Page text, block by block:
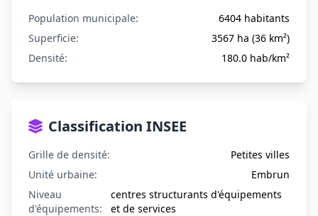
Population municipale:
6404 habitants
Superficie:
3567 ha (36 km²)
Densité:
180.0 hab/km²
Classification INSEE
Grille de densité:
Petites villes
Unité urbaine:
Embrun
Niveau
d'équipements:
centres structurants d'équipements
et de services